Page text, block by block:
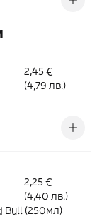
2,45 €
(4,79 лв.)
2,25 €
(4,40 лв.)
Bull (250мл)